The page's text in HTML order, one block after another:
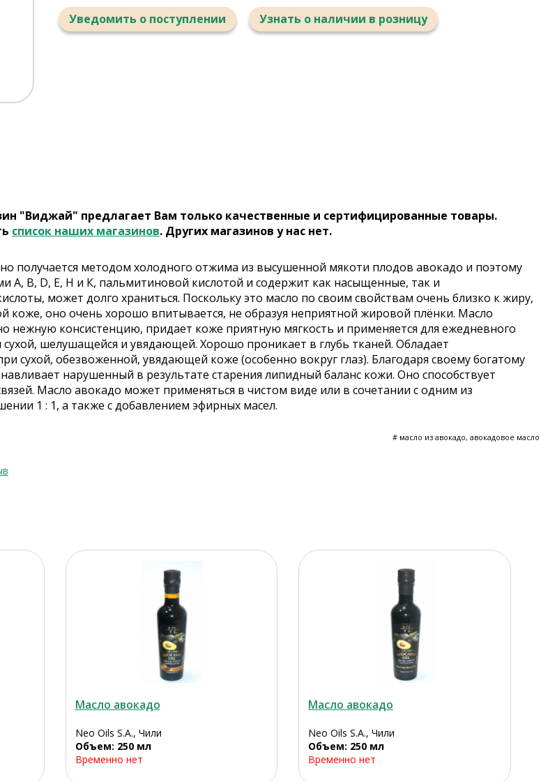
Уведомить о поступлении Узнать о наличии в розницу
"Виджай" предлагает Вам только качественные и сертифицированные товары.
список наших магазинов. Других магазинов у нас нет.
получается методом холодного отжима из высушенной мякоти плодов авокадо и поэтому
А, В, D, Е, Н и К, пальмитиновой кислотой и содержит как насыщенные, так и
может долго храниться. Поскольку это масло по своим свойствам очень близко к жиру,
коже, оно очень хорошо впитывается, не образуя неприятной жировой плёнки. Масло
консистенцию, придает коже приятную мягкость и применяется для ежедневного
сухой, шелушащейся и увядающей. Хорошо проникает в глубь тканей. Обладает
сухой, обезвоженной, увядающей коже (особенно вокруг глаз). Благодаря своему богатому
нарушенный в результате старения липидный баланс кожи. Оно способствует
Масло авокадо может применяться в чистом виде или в сочетании с одним из
1 : 1, а также с добавлением эфирных масел.
# масло из авокадо, авокадовое масло
Масло авокадо
Neo Oils S.A., Чили
Объем: 250 мл
Временно нет
Масло авокадо
Neo Oils S.A., Чили
Объем: 250 мл
Временно нет